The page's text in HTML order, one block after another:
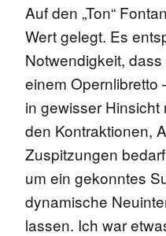
Auf den „Ton“
Wert gelegt. Es
Notwendigkeit,
einem Opernlibretto
in gewisser
den Kontraktionen,
Zuspitzungen
um ein gekonntes
dynamische
lassen. Ich war